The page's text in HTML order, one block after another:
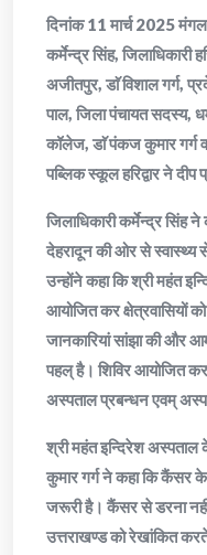
दिनांक 11 मार्च 2025
कर्मेन्द्र सिंह, जिलाधिकारी
अजीतपुर, डाॅ विशाल गर्ग,
पाल, जिला पंचायत सदस्य,
कॉलेज, डाॅ पंकज कुमार गर्ग
पब्लिक स्कूल हरिद्वार ने
जिलाधिकारी कर्मेन्द्र सिंह
देहरादून की ओर से स्वास्थ्य
उन्होंने कहा कि श्री महंत
आयोजित कर क्षेत्रवासियों
जानकारियां सांझा की और
पहल् है। शिविर आयोजित
अस्पताल प्रबन्धन एवम्
श्री महंत इन्दिरेश
कुमार गर्ग ने कहा कि कैंसर
जरूरी है। कैंसर से डरना
उत्तराखण्ड को रेखांकित